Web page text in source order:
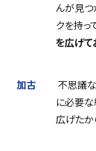
んが見つ
クを持っ
を広げて
加古
不思議
に必要な
広げたか